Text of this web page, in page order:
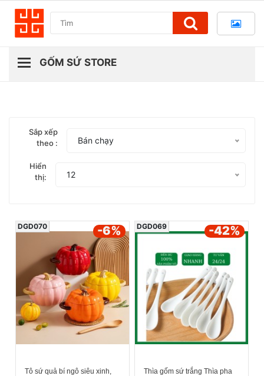
Sắp xếp
theo :
Bán chạy
Hiển
thị:
12
Tô sứ quả bí ngô siêu xinh,
DGD070 -6%
Thìa gốm sứ trắng Thìa pha
DGD069 -42%